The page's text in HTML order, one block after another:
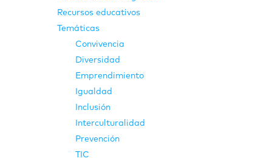
Recursos educativos
Temáticas
Convivencia
Diversidad
Emprendimiento
Igualdad
Inclusión
Interculturalidad
Prevención
TIC